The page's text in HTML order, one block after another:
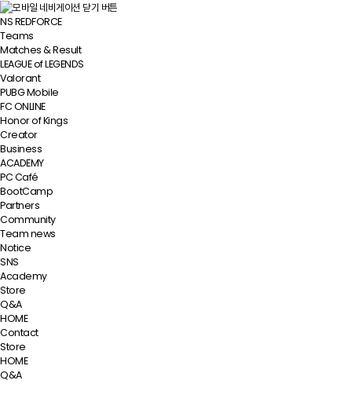
NS REDFORCE
Teams
Matches & Result
LEAGUE of LEGENDS
Valorant
PUBG Mobile
FC ONLINE
Honor of Kings
Creator
Business
ACADEMY
PC Café
BootCamp
Partners
Community
Team news
Notice
SNS
Academy
Store
Q&A
HOME
Contact
Store
HOME
Q&A